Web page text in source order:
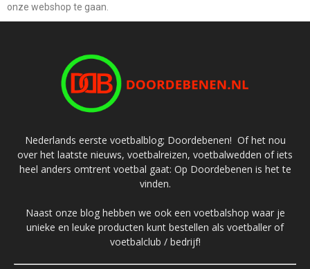
onze webshop te gaan.
Nederlands eerste voetbalblog; Doordebenen! Of het nou
over het laatste nieuws, voetbalreizen, voetbalwedden of iets
heel anders omtrent voetbal gaat: Op Doordebenen is het te
vinden.
Naast onze blog hebben we ook een voetbalshop waar je
unieke en leuke producten kunt bestellen als voetballer of
voetbalclub / bedrijf!